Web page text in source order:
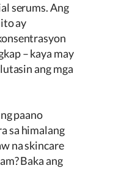
serums. Ang
ay
– kaya may
ang mga
paano
sa himalang
na skincare
Baka ang